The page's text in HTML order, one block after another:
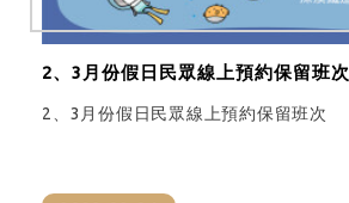
2、3月份假日民眾線上預約保留班次
2、3月份假日民眾線上預約保留班次